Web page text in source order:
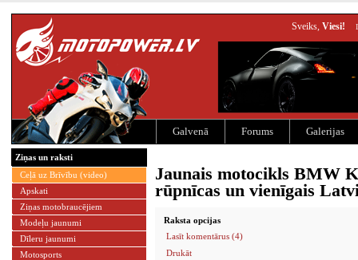
Sveiks, Viesi!
Galvenā Forums Galerijas
Ziņas un raksti
Ceļā uz Brīvību (video)
Apskati
Ziņas motobraucējiem
Modeļu jaunumi
Dīleru jaunumi
Motosports
Jaunais motocikls BMW
rūpnīcas un vienīgais
Raksta opcijas
Lasīt komentārus (4)
Drukāt